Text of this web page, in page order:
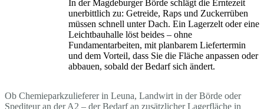
In der Magdeburger Börde schlägt die Erntezeit
unerbittlich zu: Getreide, Raps und Zuckerrüben
müssen schnell unter Dach. Ein Lagerzelt oder eine
Leichtbauhalle löst beides – ohne
Fundamentarbeiten, mit planbarem Liefertermin
und dem Vorteil, dass Sie die Fläche anpassen oder
abbauen, sobald der Bedarf sich ändert.
Ob Chemieparkzulieferer in Leuna, Landwirt in der Börde oder
Spediteur an der A2 – der Bedarf an zusätzlicher Lagerfläche in